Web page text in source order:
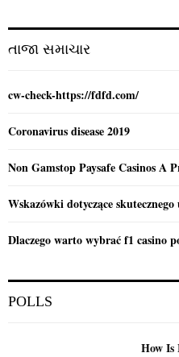
:
તાજા સમાચાર
cw-check-https://fdfd.com/
Coronavirus disease 2019
Non Gamstop Paysafe Casinos A
Wskazówki dotyczące
Dlaczego warto wybrać f1 casino
POLLS
How Is